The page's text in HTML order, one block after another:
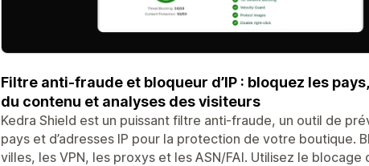
Filtre anti-fraude et bloqueur d’IP : bloquez les
du contenu et analyses des visiteurs
Kedra Shield est un puissant filtre anti-fraude, un outil de
pays et d’adresses IP pour la protection de votre boutique.
villes, les VPN, les proxys et les ASN/FAI. Utilisez le